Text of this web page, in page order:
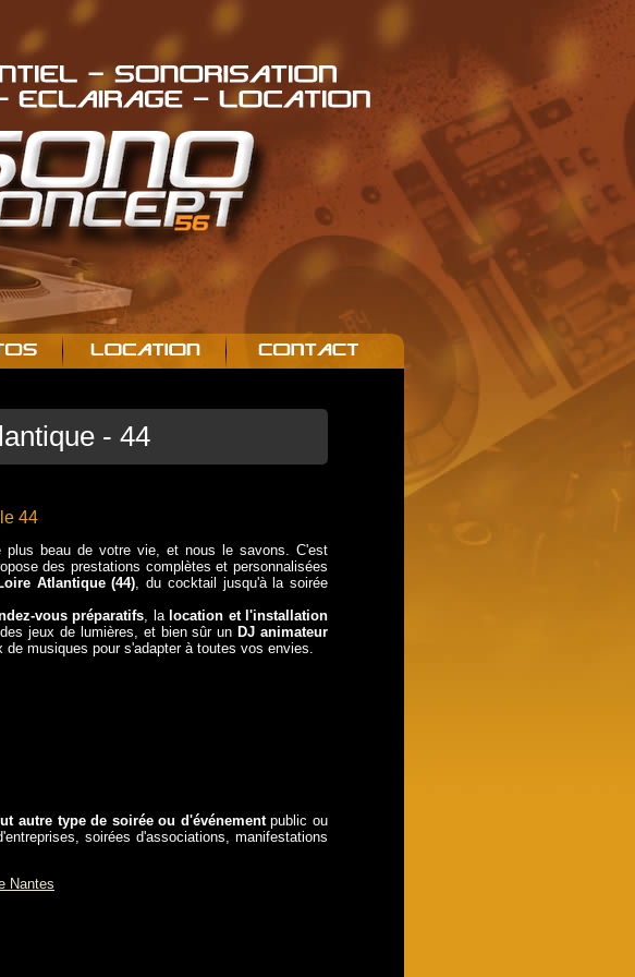
- SONORISATION
ECLAIRAGE - LOCATION
LOCATION CONTACT
- 44
44
plus beau de votre vie, et nous le savons. C'est
des prestations complètes et personnalisées
Atlantique (44), du cocktail jusqu'à la soirée
vous préparatifs, la location et l'installation
jeux de lumières, et bien sûr un DJ animateur
de musiques pour s'adapter à toutes vos envies.
autre type de soirée ou d'événementpublic ou
soirées d'associations, manifestations
Nantes